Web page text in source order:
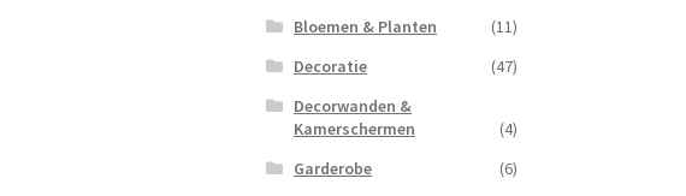
Bloemen & Planten
(11)
Decoratie
(47)
Decorwanden &
Kamerschermen
(4)
Garderobe
(6)